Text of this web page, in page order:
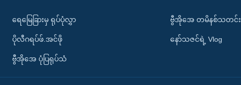
ရေမြေခြားမှ ရုပ်ပုံလွှာ
ပိုလီဂရပ်ဖ်.အင်ဖို
ဗွီအိုအေ ပုံပြရုပ်သံ
ဗွီအိုအေ တမိနစ်သတင်း
နော်သဇင်ရဲ့ Vlog